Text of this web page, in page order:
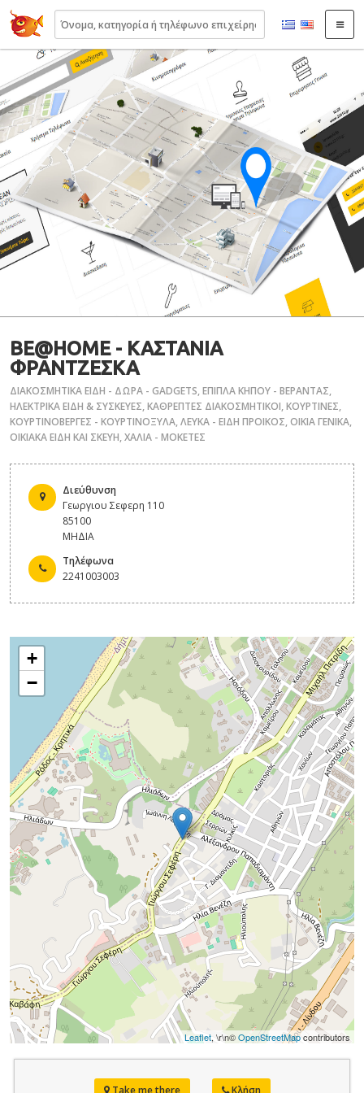
22410.gr
BE@HOME - ΚΑΣΤΑΝΙΑ
ΦΡΑΝΤΖΕΣΚΑ
ΔΙΑΚΟΣΜΗΤΙΚΑ ΕΙΔΗ - ΔΩΡΑ - GADGETS,ΕΠΙΠΛΑ ΚΗΠΟΥ - ΒΕΡΑΝΤΑΣ,
ΗΛΕΚΤΡΙΚΑ ΕΙΔΗ & ΣΥΣΚΕΥΕΣ,ΚΑΘΡΕΠΤΕΣ ΔΙΑΚΟΣΜΗΤΙΚΟΙ,ΚΟΥΡΤΙΝΕΣ,
ΚΟΥΡΤΙΝΟΒΕΡΓΕΣ - ΚΟΥΡΤΙΝΟΞΥΛΑ,ΛΕΥΚΑ - ΕΙΔΗ ΠΡΟΙΚΟΣ,ΟΙΚΙΑ ΓΕΝΙΚΑ,
ΟΙΚΙΑΚΑ ΕΙΔΗ ΚΑΙ ΣΚΕΥΗ,ΧΑΛΙΑ - ΜΟΚΕΤΕΣ
Διεύθυνση
Γεωργιου Σεφερη 110
85100
ΜΗΔΙΑ
Τηλέφωνα
2241003003
+
−
Leaflet, \r\n©OpenStreetMapcontributors
Take me there Κλήση